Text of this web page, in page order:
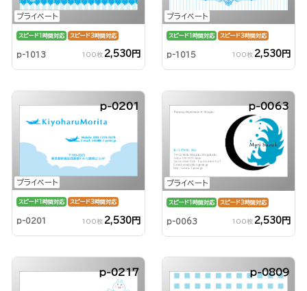
プライベート
スピード1時間対応 スピード3時間対応
p-1013 100枚 2,530円
プライベート
スピード1時間対応 スピード3時間対応
p-1015 100枚 2,530円
プライベート
p-0201
スピード1時間対応 スピード3時間対応
p-0201 100枚 2,530円
プライベート
p-0063
スピード1時間対応 スピード3時間対応
p-0063 100枚 2,530円
p-0217 p-0809